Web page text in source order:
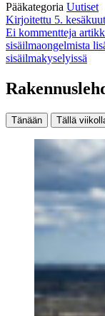
Pääkategoria Uutiset
Kirjoitettu 5.
Ei kommentteja
sisäilmaongelmista
sisäilmakyselyissä
Tänään Tällä